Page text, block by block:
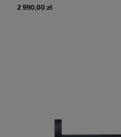
DOWNLIGHT czarny - 16W, 220-
2 990,00 zł